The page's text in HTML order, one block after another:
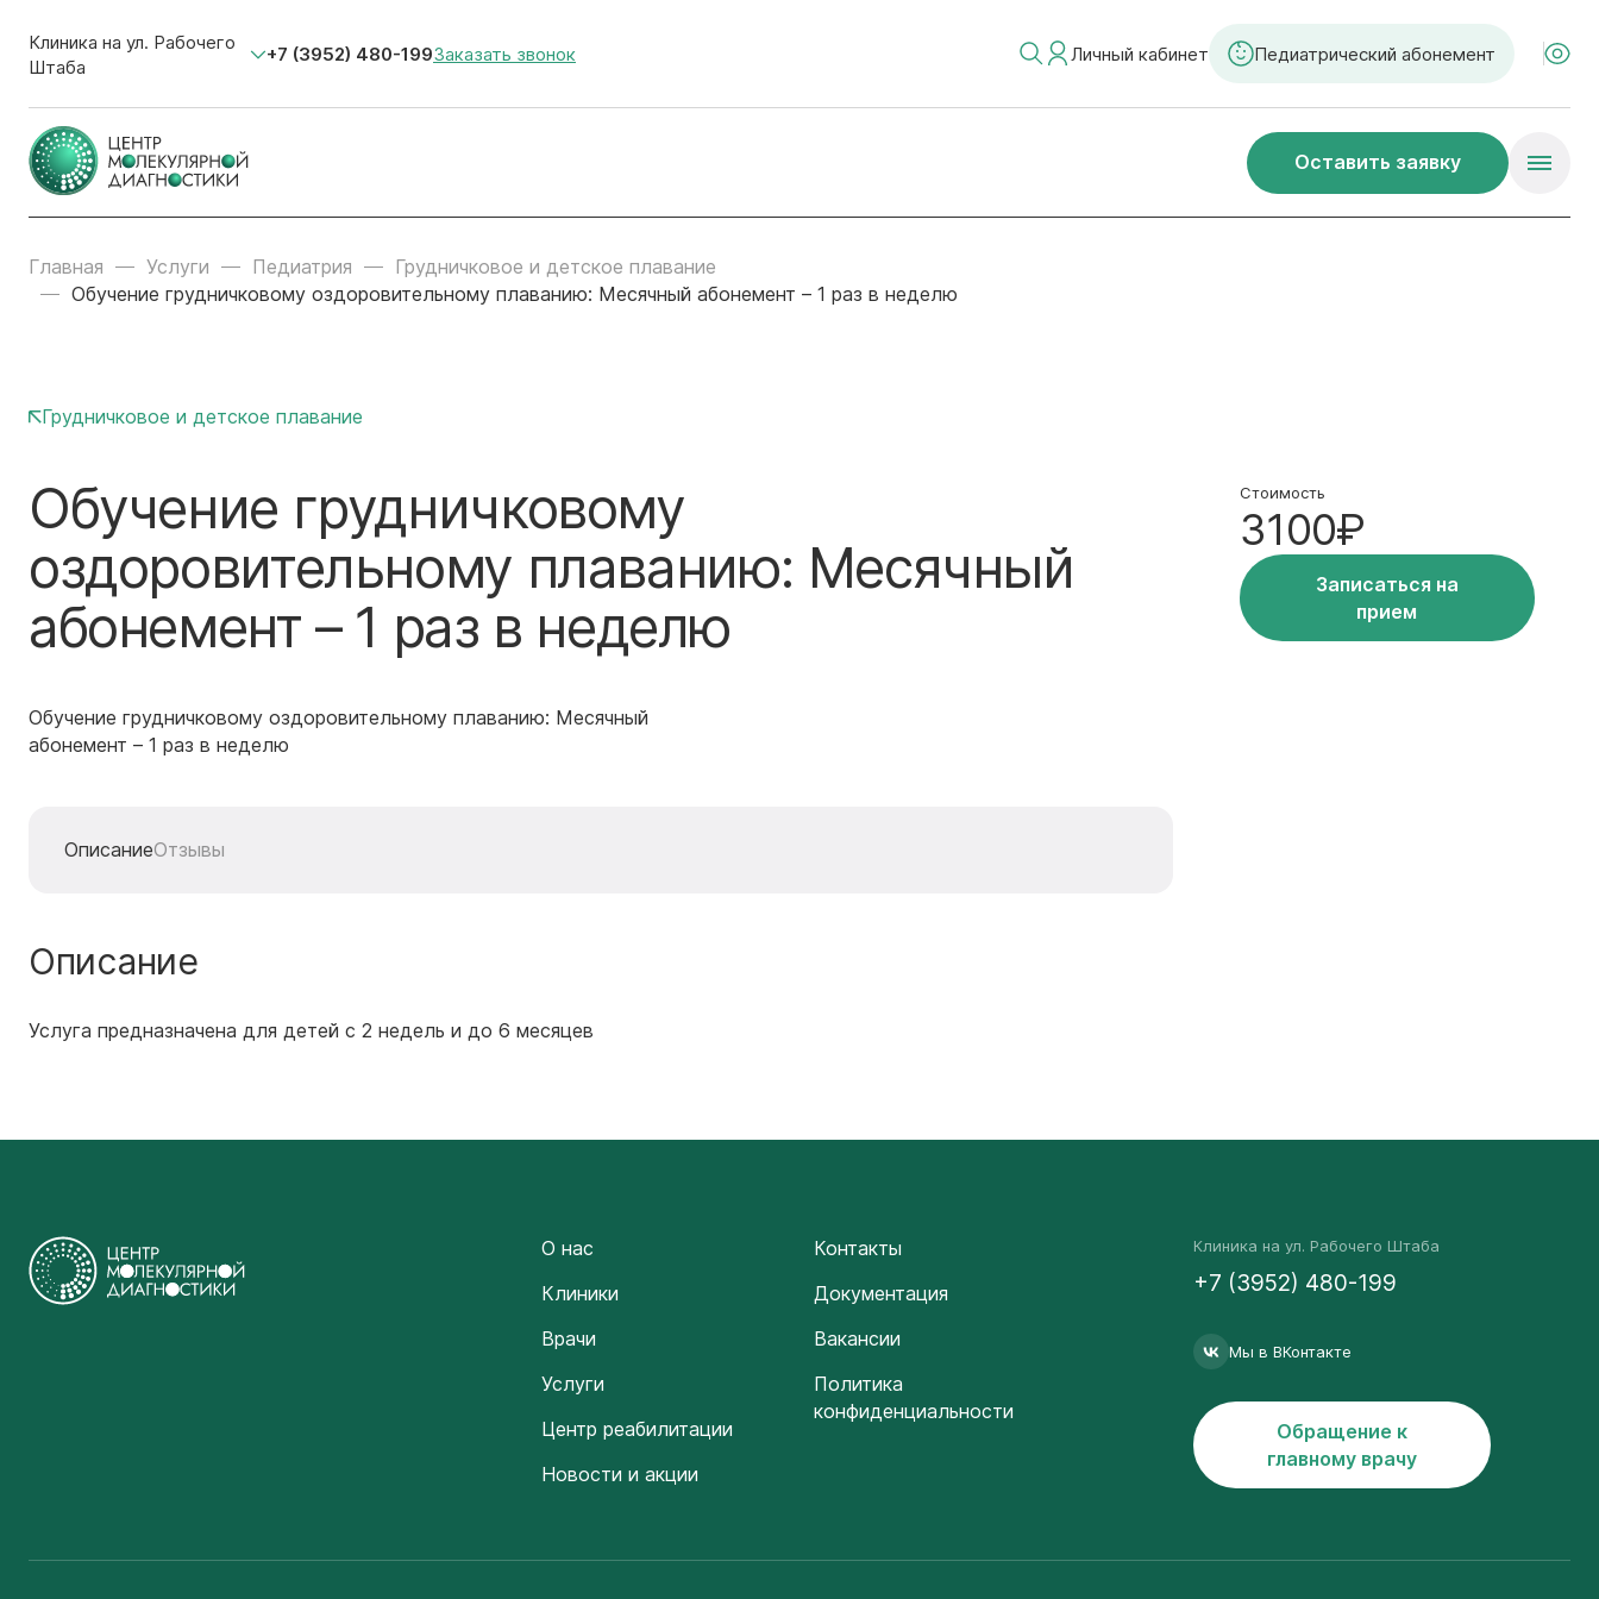
Клиника на ул. Рабочего
Штаба
+7 (3952) 480-199Заказать звонок Личный кабинет Педиатрический абонемент
Оставить заявку
Главная Услуги Педиатрия
Грудничковое и детское плавание
Обучение грудничковому оздоровительному плаванию: Месячный абонемент – 1 раз в неделю
Грудничковое и детское плавание
Обучение грудничковому
оздоровительному плаванию: Месячный
абонемент – 1 раз в неделю
Обучение грудничковому оздоровительному плаванию: Месячный
абонемент – 1 раз в неделю
ОписаниеОтзывы
Описание
Услуга предназначена для детей с 2 недель и до 6 месяцев
Стоимость
3100₽
Записаться на
прием
О нас
Клиники
Врачи
Услуги
Центр реабилитации
Новости и акции
Контакты
Документация
Вакансии
Политика
конфиденциальности
Клиника на ул. Рабочего Штаба
+7 (3952) 480-199
Мы в ВКонтакте
Обращение к
главному врачу